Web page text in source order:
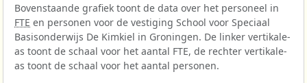
Bovenstaande grafiek toont de data over het personeel in
FTE en personen voor de vestiging School voor Speciaal
Basisonderwijs De Kimkiel in Groningen. De linker vertikale-
as toont de schaal voor het aantal FTE, de rechter vertikale-
as toont de schaal voor het aantal personen.